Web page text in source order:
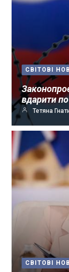
СВІТОВІ
вдарити по
Тетяна
СВІТОВІ